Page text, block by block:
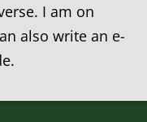
I am on
also write an e-